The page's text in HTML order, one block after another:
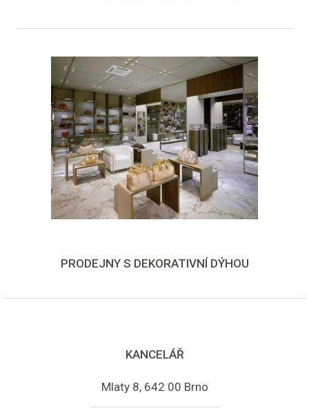
PRODEJNY S DEKORATIVNÍ DÝHOU
KANCELÁŘ
Mlaty 8, 642 00 Brno